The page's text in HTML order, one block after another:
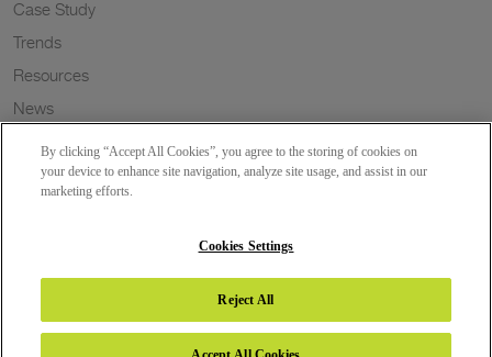
Case Study
Trends
Resources
News
Wish to a Customer
Copyright 2026 © Greenlam Industries Limited. All rights reserved.
By clicking “Accept All Cookies”, you agree to the storing of cookies on
your device to enhance site navigation, analyze site usage, and assist in our
marketing efforts.
Cookies Settings
Reject All